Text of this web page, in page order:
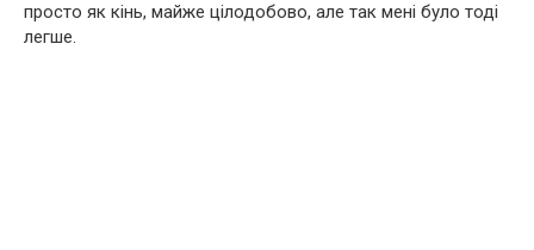
просто як кінь, майже цілодобово, але так мені було тоді
легше.